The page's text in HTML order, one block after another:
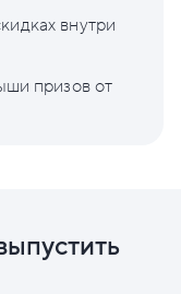
внутри
призов от